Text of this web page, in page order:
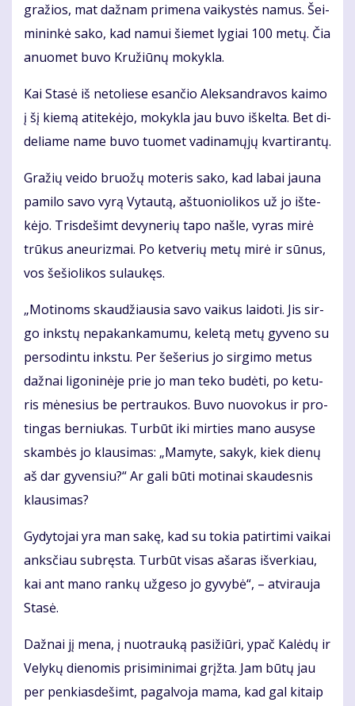
gra­žios, mat daž­nam pri­me­na vai­kys­tės na­mus. Šei­
mi­nin­kė sa­ko, kad na­mui šie­met ly­giai 100 me­tų. Čia
anuo­met bu­vo Kru­žiū­nų mo­kyk­la.
Kai Sta­sė iš ne­to­lie­se esan­čio Alek­san­dra­vos kai­mo
į šį kie­mą ati­te­kė­jo, mo­kyk­la jau bu­vo iš­kel­ta. Bet di­
de­lia­me na­me bu­vo tuo­met va­di­na­mų­jų kvar­ti­ran­tų.
Gra­žių vei­do bruo­žų mo­te­ris sa­ko, kad la­bai jau­na
pa­mi­lo sa­vo vy­rą Vy­tau­tą, aš­tuo­nio­li­kos už jo iš­te­
kė­jo. Tris­de­šimt de­vy­ne­rių ta­po naš­le, vy­ras mi­rė
trū­kus aneu­riz­mai. Po ket­ve­rių me­tų mi­rė ir sū­nus,
vos še­šio­li­kos su­lau­kęs.
„Mo­ti­noms skau­džiau­sia sa­vo vai­kus lai­do­ti. Jis sir­
go inks­tų ne­pa­kan­ka­mu­mu, ke­le­tą me­tų gy­ve­no su
per­so­din­tu inks­tu. Per še­še­rius jo sir­gi­mo me­tus
daž­nai li­go­ni­nė­je prie jo man te­ko bu­dė­ti, po ke­tu­
ris mė­ne­sius be per­trau­kos. Bu­vo nuo­vo­kus ir pro­
tin­gas ber­niu­kas. Tur­būt iki mir­ties ma­no au­sy­se
skam­bės jo klau­si­mas: „Ma­my­te, sa­kyk, kiek die­nų
aš dar gy­ven­siu?“ Ar ga­li bū­ti mo­ti­nai skau­des­nis
klau­si­mas?
Gy­dy­to­jai yra man sa­kę, kad su to­kia pa­tir­ti­mi vai­kai
anks­čiau su­bręs­ta. Tur­būt vi­sas aša­ras iš­ver­kiau,
kai ant ma­no ran­kų už­ge­so jo gy­vy­bė“, – at­vi­rau­ja
Sta­sė.
Daž­nai jį me­na, į nuo­trau­ką pa­si­žiū­ri, ypač Ka­lė­dų ir
Ve­ly­kų die­no­mis pri­si­mi­ni­mai grįž­ta. Jam bū­tų jau
per pen­kias­de­šimt, pa­gal­vo­ja ma­ma, kad gal ki­taip